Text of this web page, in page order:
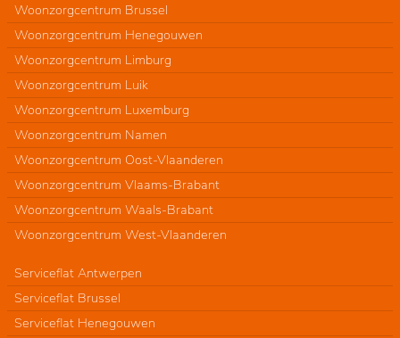
Woonzorgcentrum Brussel
Woonzorgcentrum Henegouwen
Woonzorgcentrum Limburg
Woonzorgcentrum Luik
Woonzorgcentrum Luxemburg
Woonzorgcentrum Namen
Woonzorgcentrum Oost-Vlaanderen
Woonzorgcentrum Vlaams-Brabant
Woonzorgcentrum Waals-Brabant
Woonzorgcentrum West-Vlaanderen
Serviceflat Antwerpen
Serviceflat Brussel
Serviceflat Henegouwen